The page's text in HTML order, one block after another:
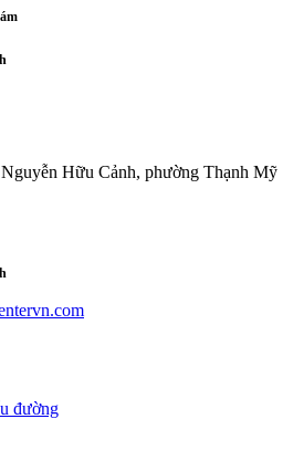
Hữu Cảnh, phường Thạnh Mỹ
đường​